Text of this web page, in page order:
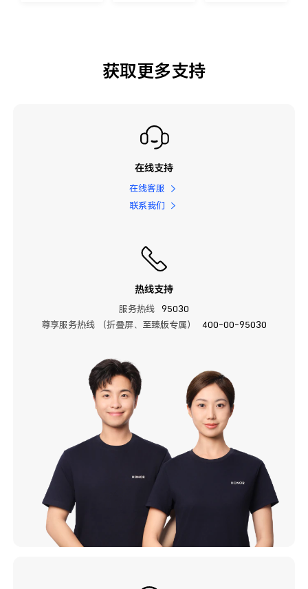
获取更多支持
在线支持
在线客服
联系我们
热线支持
服务热线
95030
尊享服务热线 （折叠屏、至臻版专属）
400-00-95030